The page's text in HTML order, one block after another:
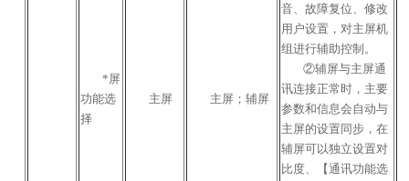
*屏
功能选
择
主屏 主屏；辅屏
音、故障复位、修改
用户设置，对主屏机
组进行辅助控制。
②辅屏与主屏通
讯连接正常时，主要
参数和信息会自动与
主屏的设置同步，在
辅屏可以独立设置对
比度、【通讯功能选